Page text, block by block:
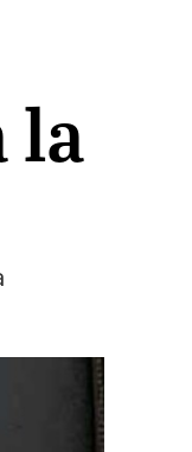
la